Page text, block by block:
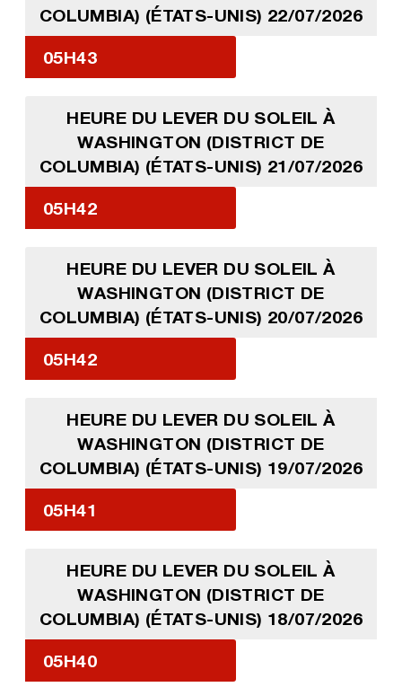
COLUMBIA) (ÉTATS-UNIS) 22/07/2026
05H43
HEURE DU LEVER DU SOLEIL À
WASHINGTON (DISTRICT DE
COLUMBIA) (ÉTATS-UNIS) 21/07/2026
05H42
HEURE DU LEVER DU SOLEIL À
WASHINGTON (DISTRICT DE
COLUMBIA) (ÉTATS-UNIS) 20/07/2026
05H42
HEURE DU LEVER DU SOLEIL À
WASHINGTON (DISTRICT DE
COLUMBIA) (ÉTATS-UNIS) 19/07/2026
05H41
HEURE DU LEVER DU SOLEIL À
WASHINGTON (DISTRICT DE
COLUMBIA) (ÉTATS-UNIS) 18/07/2026
05H40